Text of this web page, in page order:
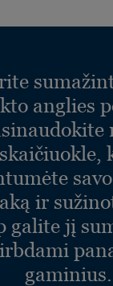
anglies
skaičiuokle,
ir
galite jį
gaminius.